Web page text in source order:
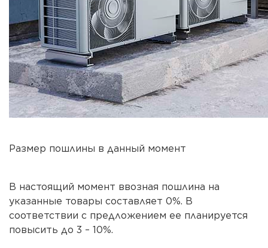
Размер пошлины в данный момент
В настоящий момент ввозная пошлина на
указанные товары составляет 0%. В
соответствии с предложением ее планируется
повысить до 3 – 10%.